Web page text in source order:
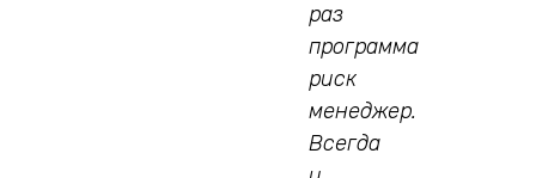
раз
программа
риск
менеджер.
Всегда